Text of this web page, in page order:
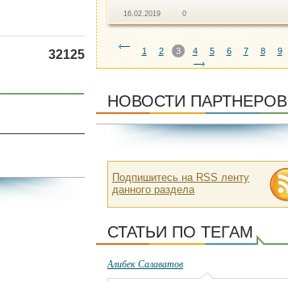
32125
16.02.2019 0
1 2 3 4 5 6 7 8 9
НОВОСТИ ПАРТНЕРОВ
Подпишитесь на RSS ленту
данного раздела
СТАТЬИ ПО ТЕГАМ
Алибек Салаватов